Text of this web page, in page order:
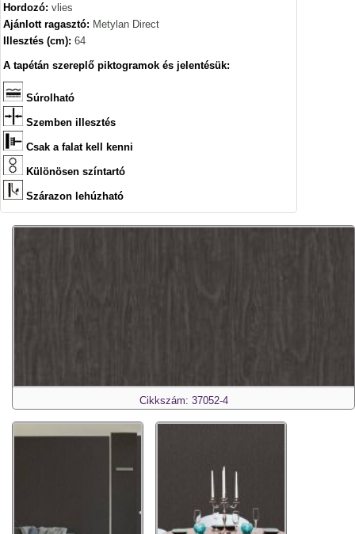
Hordozó: vlies
Ajánlott ragasztó: Metylan Direct
Illesztés (cm): 64
A tapétán szereplő piktogramok és jelentésük:
Súrolható
Szemben illesztés
Csak a falat kell kenni
Különösen színtartó
Szárazon lehúzható
Cikkszám: 37052-4